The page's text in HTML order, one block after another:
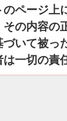
のページ上
その内容の
づいて被っ
一切の責